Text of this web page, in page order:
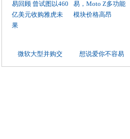
微软大型并购交 想说爱你不容易